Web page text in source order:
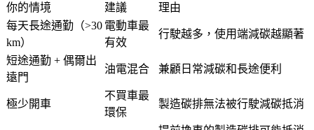
你的情境 建議
理由
每天長途通勤（>30
km）
電動車最
有效
行駛越多，使用端減碳越顯著
短途通勤 + 偶爾出
遠門
油電混合 兼顧日常減碳和長途便利
極少開車
不買車最
環保
製造碳排無法被行駛減碳抵消